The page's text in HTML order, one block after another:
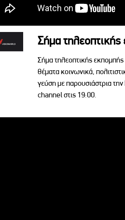
Σήμα
Σήμα τηλεοπτικής
θέματα κοινωνικά,
γεύση με παρουσιάστρια
channel στις 19:00.